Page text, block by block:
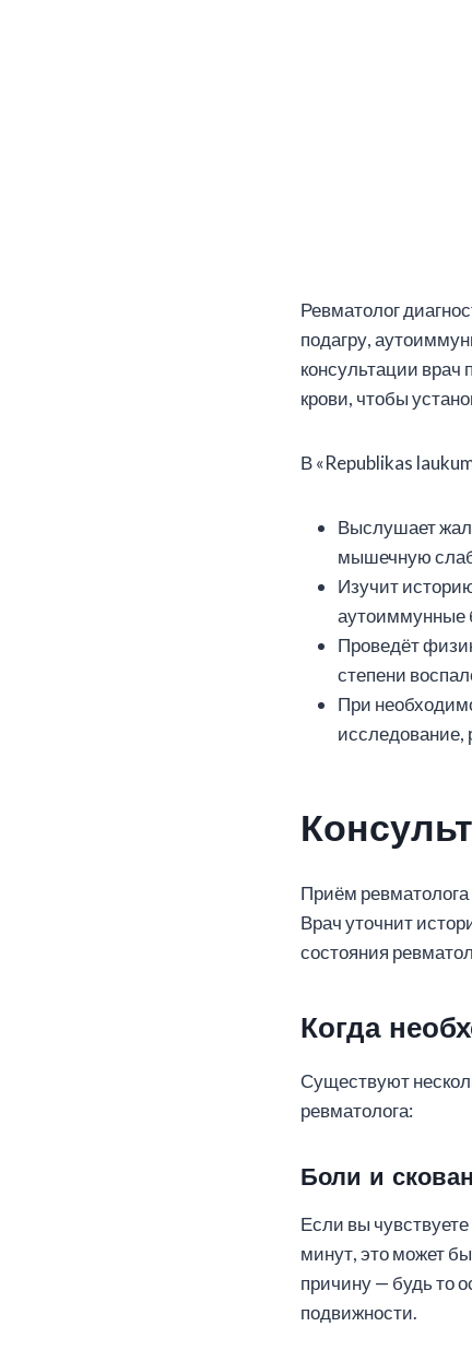
Ревматолог
подагру,
консультации врач
крови, чтобы
В «Republikas
Выслушает
мышечную
Изучит
аутоиммунные
Проведёт
степени
При
исследование,
Приём ревматолога
Врач уточнит
состояния
Когда
Существуют
ревматолога:
Боли и
Если вы
минут, это может
причину — будь то
подвижности.